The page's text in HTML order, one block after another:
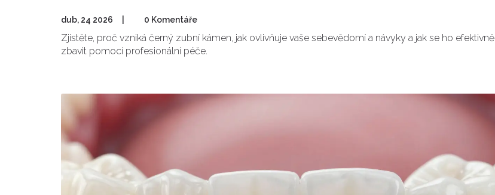
dub, 24 2026 0 Komentáře
Zjistěte, proč vzniká černý zubní kámen, jak ovlivňuje vaše sebevědomí a návyky a jak se ho efektivně
zbavit pomocí profesionální péče.